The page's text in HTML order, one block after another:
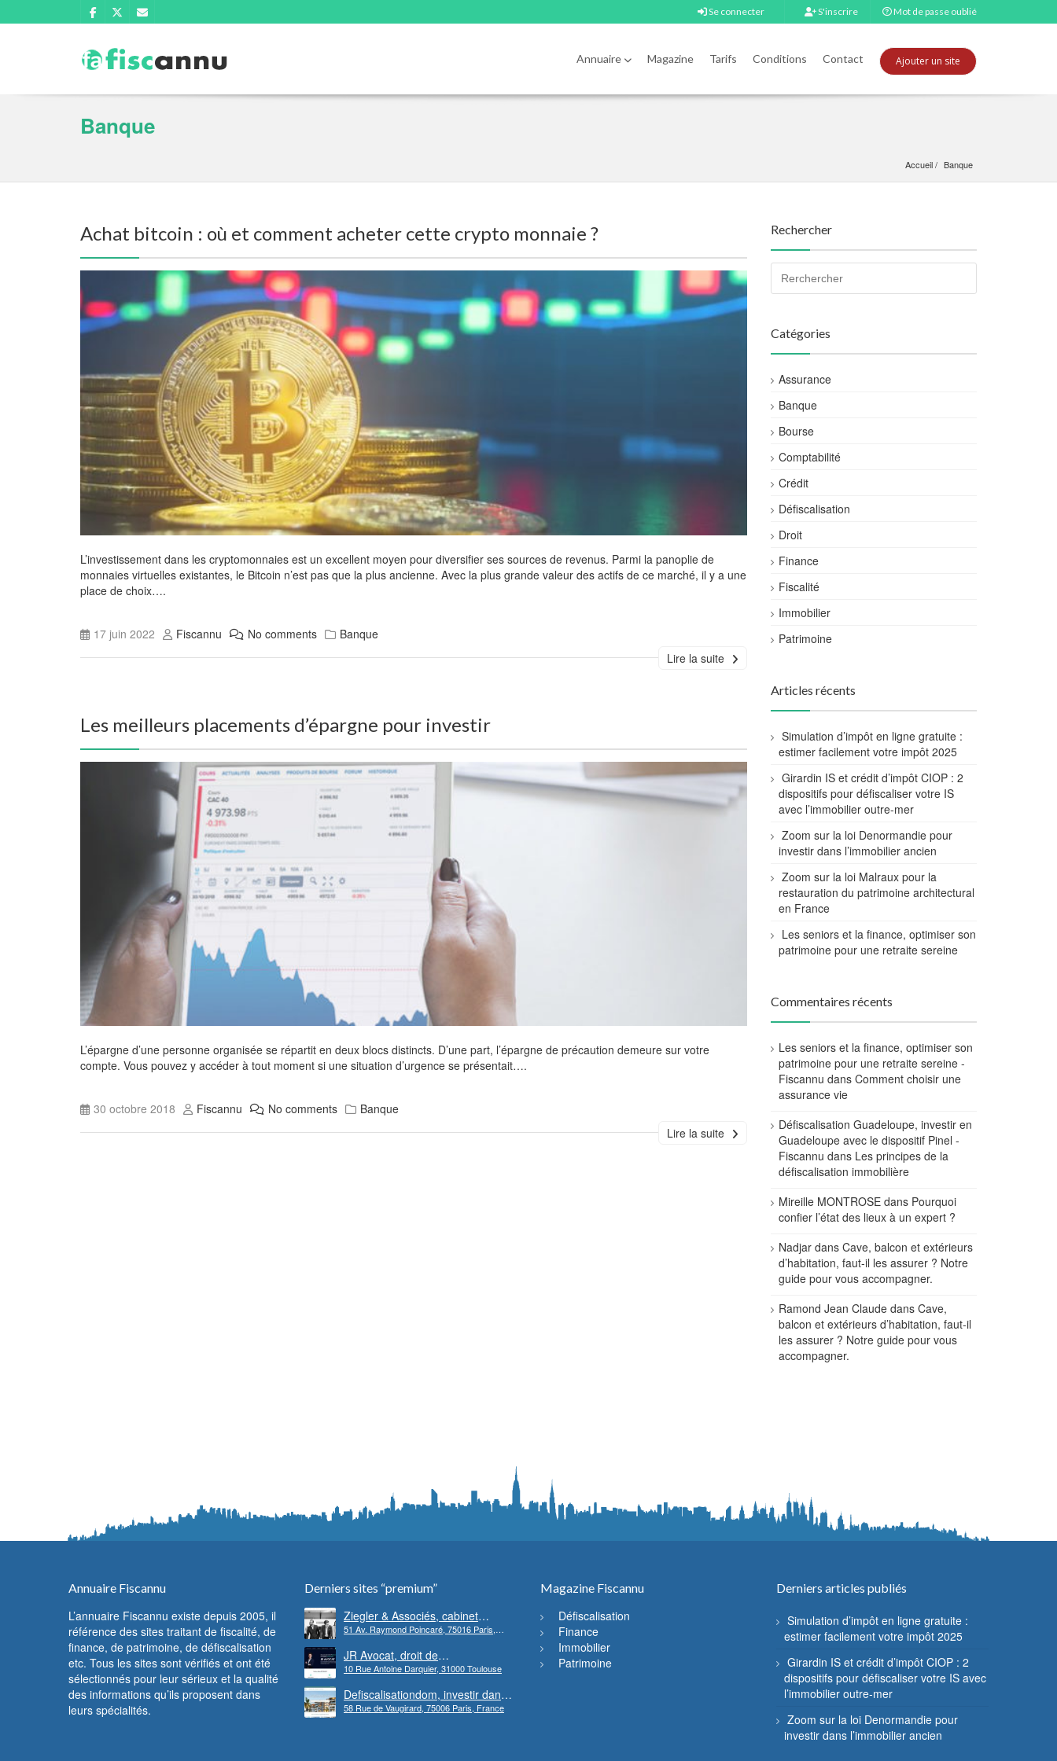
Se connecter S'inscrire Mot de passe oublié
Annuaire Magazine Tarifs Conditions Contact Ajouter un site
Banque
Accueil Banque
Achat bitcoin : où et comment acheter cette crypto monnaie ?
L’investissement dans les cryptomonnaies est un excellent moyen pour diversifier ses sources de revenus. Parmi la panoplie de
monnaies virtuelles existantes, le Bitcoin n’est pas que la plus ancienne. Avec la plus grande valeur des actifs de ce marché, il y a une
place de choix….
17 juin 2022 Fiscannu No comments
Banque
Lire la suite
Les meilleurs placements d’épargne pour investir
L’épargne d’une personne organisée se répartit en deux blocs distincts. D’une part, l’épargne de précaution demeure sur votre
compte. Vous pouvez y accéder à tout moment si une situation d’urgence se présentait….
30 octobre 2018 Fiscannu No comments
Banque
Lire la suite
Rechercher
Catégories
Assurance
Banque
Bourse
Comptabilité
Crédit
Défiscalisation
Droit
Finance
Fiscalité
Immobilier
Patrimoine
Articles récents
Simulation d’impôt en ligne gratuite :
estimer facilement votre impôt 2025
Girardin IS et crédit d’impôt CIOP : 2
dispositifs pour défiscaliser votre IS
avec l’immobilier outre-mer
Zoom sur la loi Denormandie pour
investir dans l’immobilier ancien
Zoom sur la loi Malraux pour la
restauration du patrimoine architectural
en France
Les seniors et la finance, optimiser son
patrimoine pour une retraite sereine
Commentaires récents
Les seniors et la finance, optimiser son
patrimoine pour une retraite sereine -
Fiscannu dans Comment choisir une
assurance vie
Défiscalisation Guadeloupe, investir en
Guadeloupe avec le dispositif Pinel -
Fiscannu dans Les principes de la
défiscalisation immobilière
Mireille MONTROSEdans Pourquoi
confier l’état des lieux à un expert ?
Nadjardans Cave, balcon et extérieurs
d’habitation, faut-il les assurer ? Notre
guide pour vous accompagner.
Ramond Jean Claudedans Cave,
balcon et extérieurs d’habitation, faut-il
les assurer ? Notre guide pour vous
accompagner.
Annuaire Fiscannu
L’annuaire Fiscannu existe depuis 2005, il
référence des sites traitant de fiscalité, de
finance, de patrimoine, de défiscalisation
etc. Tous les sites sont vérifiés et ont été
sélectionnés pour leur sérieux et la qualité
des informations qu’ils proposent dans
leurs spécialités.
Derniers sites “premium”
Ziegler & Associés, cabinet
d’avocats en droit bancaire,
cryptomonnaie et escroqueries
financières
51 Av. Raymond Poincaré, 75016 Paris,
JR Avocat, droit de
l’environnement et de l’urbanisme
10 Rue Antoine Darquier, 31000 Toulouse
Defiscalisationdom, investir dans
l’immobilier neuf Outre-mer
58 Rue de Vaugirard, 75006 Paris, France
Magazine Fiscannu
Défiscalisation
Finance
Immobilier
Patrimoine
Derniers articles publiés
Simulation d’impôt en ligne gratuite :
estimer facilement votre impôt 2025
Girardin IS et crédit d’impôt CIOP : 2
dispositifs pour défiscaliser votre IS avec
l’immobilier outre-mer
Zoom sur la loi Denormandie pour
investir dans l’immobilier ancien